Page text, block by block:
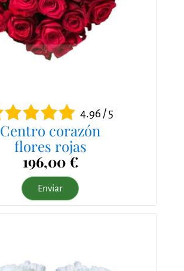
4.96 / 5
Centro corazón
flores rojas
196,00 €
Enviar